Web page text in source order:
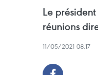
Le
réunions
11/05/2021 08:17